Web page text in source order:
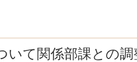
いて関係部課との